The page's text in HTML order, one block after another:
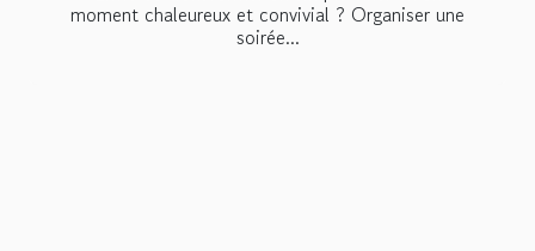
moment chaleureux et convivial ? Organiser une
soirée...